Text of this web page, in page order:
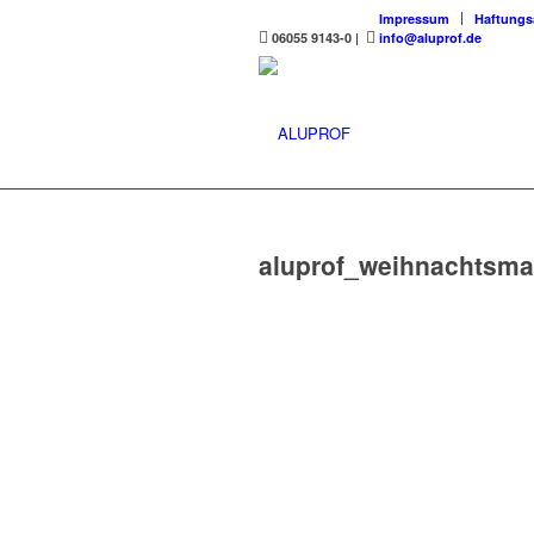
Impressum
06055 9143-0 | info@aluprof.de